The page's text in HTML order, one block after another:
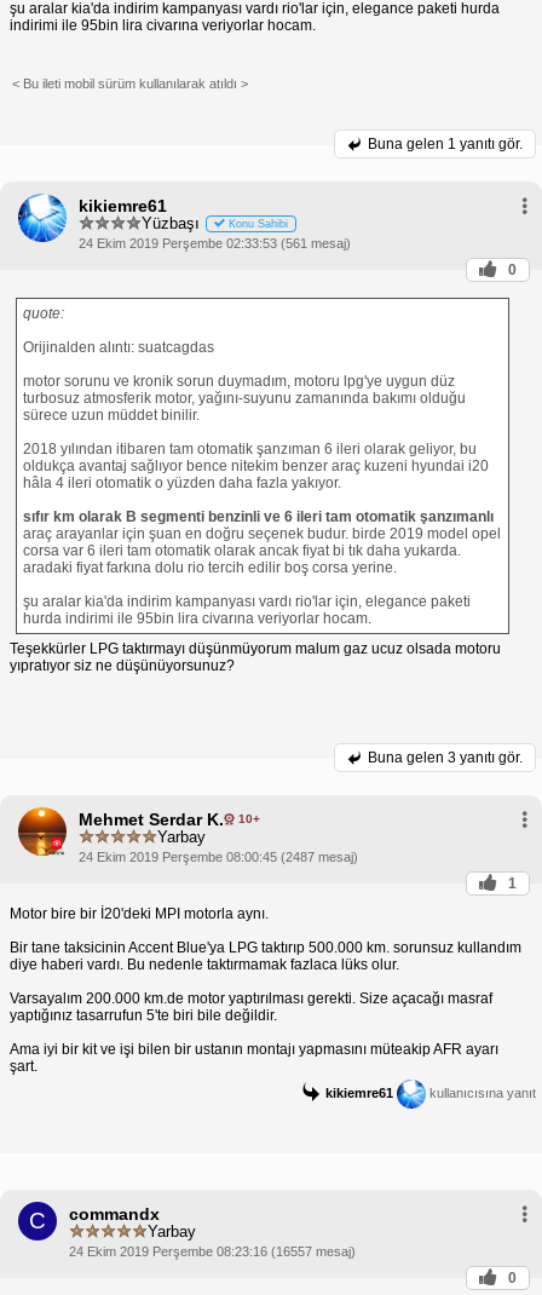
genel olarak olumlu yorumlar almaktadır. Sürücüler,
otomatik şanzımanın sorunsuz çalışması ve
Kia Rio 1.4 CVVT 6 ileri otomatik, kompakt
hatchback arayanlar için mükemmel bir seçimdir.
araç, hem günlük kullanım hem de uzun yolculuklar
için ideal bir seçenektir. Kullanıcı yorumları, Kia Rio
1.4 CVVT'nin beklentileri karşılayan ve sınıfında öne
çıkan bir araç olduğunu göstermektedir.
şu aralar kia'da indirim kampanyası vardı rio'lar için, elegance paketi hurda
indirimi ile 95bin lira civarına veriyorlar hocam.
< Bu ileti mobil sürüm kullanılarak atıldı >
Buna gelen 1 yanıtı gör.
kikiemre61
Yüzbaşı Konu Sahibi
24 Ekim 2019 Perşembe 02:33:53 (561 mesaj)
0
quote:
Orijinalden alıntı: suatcagdas
motor sorunu ve kronik sorun duymadım, motoru lpg'ye uygun düz
turbosuz atmosferik motor, yağını-suyunu zamanında bakımı olduğu
sürece uzun müddet binilir.
2018 yılından itibaren tam otomatik şanzıman 6 ileri olarak geliyor, bu
oldukça avantaj sağlıyor bence nitekim benzer araç kuzeni hyundai i20
hâla 4 ileri otomatik o yüzden daha fazla yakıyor.
sıfır km olarak B segmenti benzinli ve 6 ileri tam otomatik şanzımanlı
araç arayanlar için şuan en doğru seçenek budur. birde 2019 model opel
corsa var 6 ileri tam otomatik olarak ancak fiyat bi tık daha yukarda.
aradaki fiyat farkına dolu rio tercih edilir boş corsa yerine.
şu aralar kia'da indirim kampanyası vardı rio'lar için, elegance paketi
hurda indirimi ile 95bin lira civarına veriyorlar hocam.
Teşekkürler LPG taktırmayı düşünmüyorum malum gaz ucuz olsada motoru
yıpratıyor siz ne düşünüyorsunuz?
Buna gelen 3 yanıtı gör.
Mehmet Serdar K. 10+
Yarbay
24 Ekim 2019 Perşembe 08:00:45 (2487 mesaj)
1
Motor bire bir İ20'deki MPI motorla aynı.
Bir tane taksicinin Accent Blue'ya LPG taktırıp 500.000 km. sorunsuz kullandım
diye haberi vardı. Bu nedenle taktırmamak fazlaca lüks olur.
Varsayalım 200.000 km.de motor yaptırılması gerekti. Size açacağı masraf
yaptığınız tasarrufun 5'te biri bile değildir.
Ama iyi bir kit ve işi bilen bir ustanın montajı yapmasını müteakip AFR ayarı
şart.
kikiemre61 kullanıcısına yanıt
C commandx
Yarbay
24 Ekim 2019 Perşembe 08:23:16 (16557 mesaj)
0